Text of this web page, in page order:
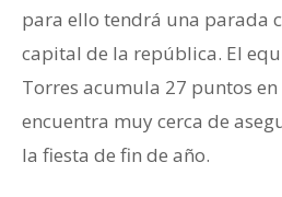
para ello tendrá una parada
capital de la república. El
Torres acumula 27 puntos
encuentra muy cerca de
la fiesta de fin de año.